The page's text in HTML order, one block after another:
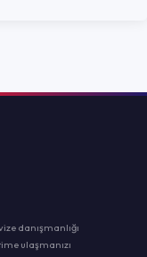
danışmanlığı
ulaşmanızı